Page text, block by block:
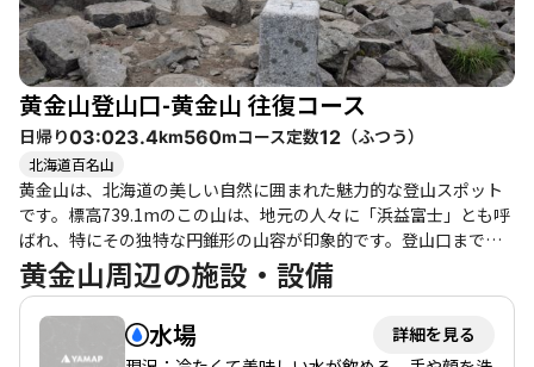
は、花々が咲き誇り、特に紅葉の時期には美しい景観が広がりま
す。ただし、雨上がりの滑りやすい道には注意が必要です。登山
者の中には、虫が多い時期に訪れた際の体験を語る人もおり、特
に夏場は虫対策をしておくと良いでしょう。 黄金山は、登山初心
者から健脚者まで楽しめるコースですが、特に高所恐怖症の方に
は注意が必要です。登山道の整備を行っている方々への感謝の気
持ちを忘れずに、ぜひ一度訪れてみてはいかがでしょうか。
黄金山登山口-黄金山 往復コース
日帰り03:023.4km560mコース定数12 （ふつう）
北海道百名山
黄金山は、北海道の美しい自然に囲まれた魅力的な登山スポット
です。標高739.1mのこの山は、地元の人々に「浜益富士」とも呼
ばれ、特にその独特な円錐形の山容が印象的です。登山口までの
アクセスは少し未舗装の道を通るため、注意が必要ですが、駐車
場は広く整備されています。 登山道は新道と旧道があり、特に新
道は整備が行き届いており、木段やロープ、梯子も設置されてい
るため、初心者でも安心して登ることができます。ただし、急登
黄金山周辺の施設・設備
水場
詳細を見る